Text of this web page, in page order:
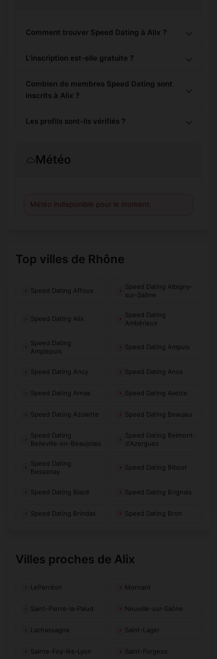
Comment trouver Speed Dating à Alix ?
L'inscription est-elle gratuite ?
Combien de membres Speed Dating sont
inscrits à Alix ?
Les profils sont-ils vérifiés ?
Météo
Météo indisponible pour le moment.
Top villes de Rhône
Speed Dating Affoux
Speed Dating Albigny-
sur-Saône
Speed Dating Alix
Speed Dating
Ambérieux
Speed Dating
Amplepuis
Speed Dating Ampuis
Speed Dating Ancy Speed Dating Anse
Speed Dating Arnas Speed Dating Aveize
Speed Dating Azolette Speed Dating Beaujeu
Speed Dating
Belleville-en-Beaujolais
Speed Dating Belmont-
d'Azergues
Speed Dating
Bessenay
Speed Dating Bibost
Speed Dating Blacé Speed Dating Brignais
Speed Dating Brindas Speed Dating Bron
Villes proches de Alix
LePerréon Mornant
Saint-Pierre-la-Palud Neuville-sur-Saône
Lachassagne Saint-Lager
Sainte-Foy-lès-Lyon Saint-Forgeux